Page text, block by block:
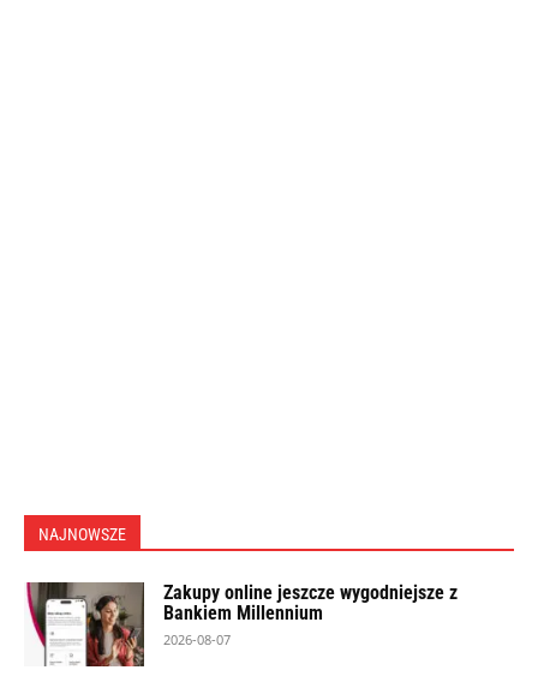
NAJNOWSZE
Zakupy online jeszcze wygodniejsze z
Bankiem Millennium
2026-08-07